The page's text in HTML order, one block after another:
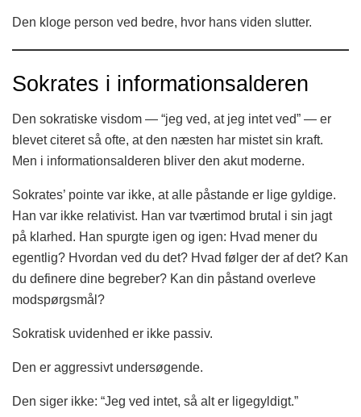
Den kloge person ved bedre, hvor hans viden slutter.
Sokrates i informationsalderen
Den sokratiske visdom — “jeg ved, at jeg intet ved” — er
blevet citeret så ofte, at den næsten har mistet sin kraft.
Men i informationsalderen bliver den akut moderne.
Sokrates’ pointe var ikke, at alle påstande er lige gyldige.
Han var ikke relativist. Han var tværtimod brutal i sin jagt
på klarhed. Han spurgte igen og igen: Hvad mener du
egentlig? Hvordan ved du det? Hvad følger der af det? Kan
du definere dine begreber? Kan din påstand overleve
modspørgsmål?
Sokratisk uvidenhed er ikke passiv.
Den er aggressivt undersøgende.
Den siger ikke: “Jeg ved intet, så alt er ligegyldigt.”